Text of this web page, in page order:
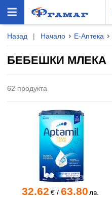
Назад | Начало Е-Аптека
БЕБЕШКИ МЛЕКА
62 продукта
32.62 €/ 63.80 лв.